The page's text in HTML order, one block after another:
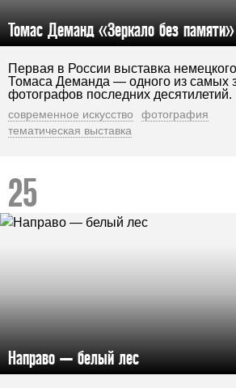
Томас Деманд «Зеркало без памяти»
Первая в России выставка
Томаса Деманда — одного из самых
фотографов последних десятилетий.
современное искусство
фотография
тематическая выставка
Направо — белый лес